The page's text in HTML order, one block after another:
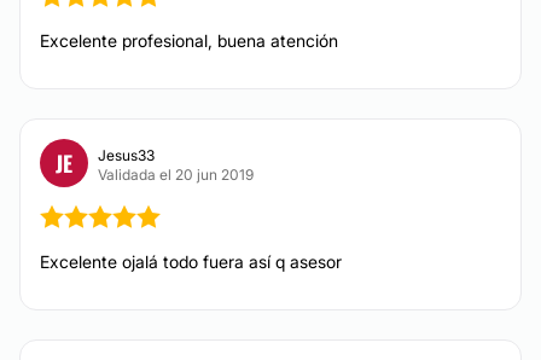
Verrugas
Alopecia
CIRUGÍA PLÁSTICA
Excelente profesional, buena atención
JE
Jesus33
Validada el 20 jun 2019
Excelente ojalá todo fuera así q asesor